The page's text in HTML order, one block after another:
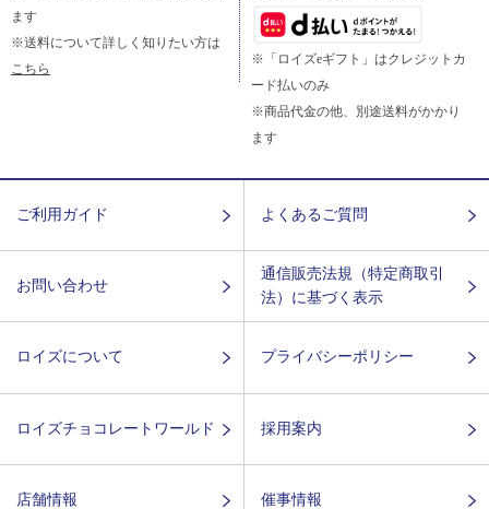
ます
※送料について詳しく知りたい方は
こちら
※「ロイズeギフト」はクレジットカ
ード払いのみ
※商品代金の他、別途送料がかかり
ます
ご利用ガイド よくあるご質問
お問い合わせ
通信販売法規（特定商取引
法）に基づく表示
ロイズについて プライバシーポリシー
ロイズチョコレートワールド 採用案内
店舗情報 催事情報